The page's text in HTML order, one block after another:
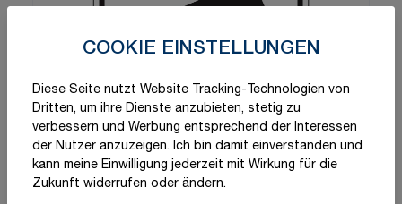
COOKIE EINSTELLUNGEN
Diese Seite nutzt Website Tracking-Technologien von
Dritten, um ihre Dienste anzubieten, stetig zu
verbessern und Werbung entsprechend der Interessen
der Nutzer anzuzeigen. Ich bin damit einverstanden und
kann meine Einwilligung jederzeit mit Wirkung für die
Zukunft widerrufen oder ändern.